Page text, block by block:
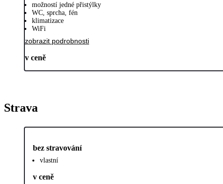
možností jedné přistýlky
WC, sprcha, fén
klimatizace
WiFi
zobrazit podrobnosti
v ceně
Strava
bez stravování
vlastní
v ceně